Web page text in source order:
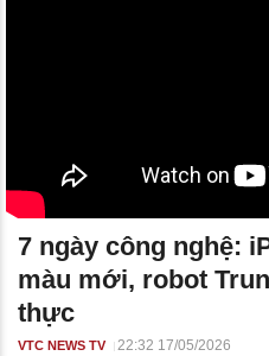
7 ngày công nghệ:
màu mới, robot
thực
VTC NEWS TV 22:32 17/05/2026